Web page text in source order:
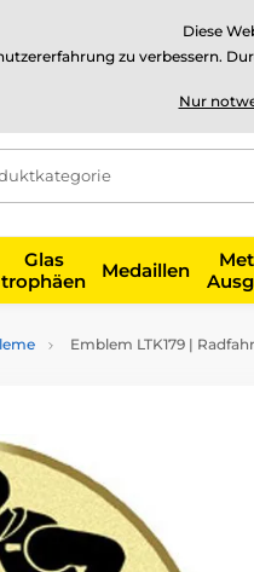
⭐Siehe 504
Glas
trophäen
Medaillen
Emblem LTK179 |
Diese
zu verbessern.
Nur